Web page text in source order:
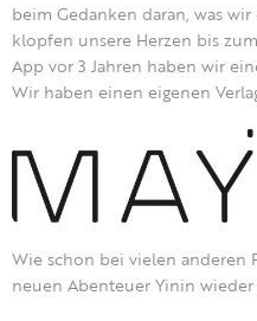
beim Gedanken daran, was
klopfen unsere Herzen bis
App vor 3 Jahren haben wir
Wir haben einen eigenen
Wie schon bei vielen anderen
neuen Abenteuer Yinin